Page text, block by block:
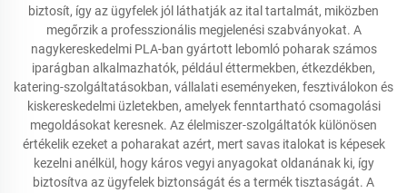
biztosít, így az ügyfelek jól láthatják az ital tartalmát, miközben
megőrzik a professzionális megjelenési szabványokat. A
nagykereskedelmi PLA-ban gyártott lebomló poharak számos
iparágban alkalmazhatók, például éttermekben, étkezdékben,
katering-szolgáltatásokban, vállalati eseményeken, fesztiválokon és
kiskereskedelmi üzletekben, amelyek fenntartható csomagolási
megoldásokat keresnek. Az élelmiszer-szolgáltatók különösen
értékelik ezeket a poharakat azért, mert savas italokat is képesek
kezelni anélkül, hogy káros vegyi anyagokat oldanának ki, így
biztosítva az ügyfelek biztonságát és a termék tisztaságát. A